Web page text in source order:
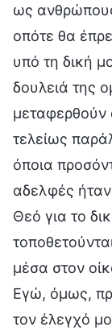
ως
οπότε θα
υπό τη δική
δουλειά της
μεταφερθούν
τελείως
όποια
αδελφές
Θεό για το
μέσα στον
Εγώ, όμως,
τον έλεγχό